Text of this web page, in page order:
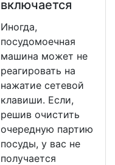
включается
Иногда,
посудомоечная
машина может не
реагировать на
нажатие сетевой
клавиши. Если,
решив очистить
очередную партию
посуды, у вас не
получается